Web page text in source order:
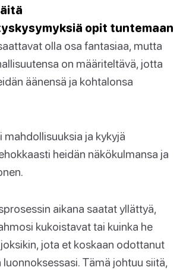
opit tuntemaan
olla osa fantasiaa, mutta
on määriteltävä, jotta
äänensä ja kohtalonsa
mahdollisuuksia ja kykyjä
heidän näkökulmansa ja
aikana saatat yllättyä,
kukoistavat tai kuinka he
jota et koskaan odottanut
Tämä johtuu siitä,